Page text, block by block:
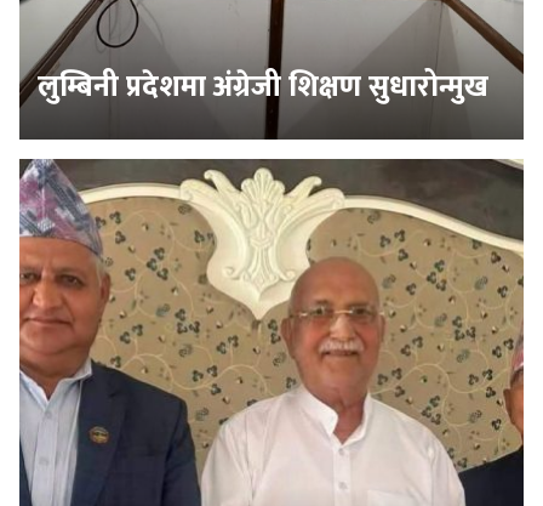
लुम्बिनी प्रदेशमा अंग्रेजी शिक्षण सुधारोन्मुख